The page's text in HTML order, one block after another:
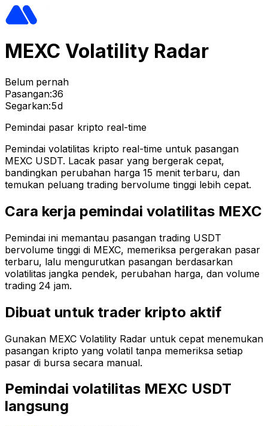
MEXC Volatility Radar
Belum pernah
Pasangan:36
Segarkan:5d
Pemindai pasar kripto real-time
Pemindai volatilitas kripto real-time untuk pasangan
MEXC USDT. Lacak pasar yang bergerak cepat,
bandingkan perubahan harga 15 menit terbaru, dan
temukan peluang trading bervolume tinggi lebih cepat.
Cara kerja pemindai volatilitas MEXC
Pemindai ini memantau pasangan trading USDT
bervolume tinggi di MEXC, memeriksa pergerakan pasar
terbaru, lalu mengurutkan pasangan berdasarkan
volatilitas jangka pendek, perubahan harga, dan volume
trading 24 jam.
Dibuat untuk trader kripto aktif
Gunakan MEXC Volatility Radar untuk cepat menemukan
pasangan kripto yang volatil tanpa memeriksa setiap
pasar di bursa secara manual.
Pemindai volatilitas MEXC USDT
langsung